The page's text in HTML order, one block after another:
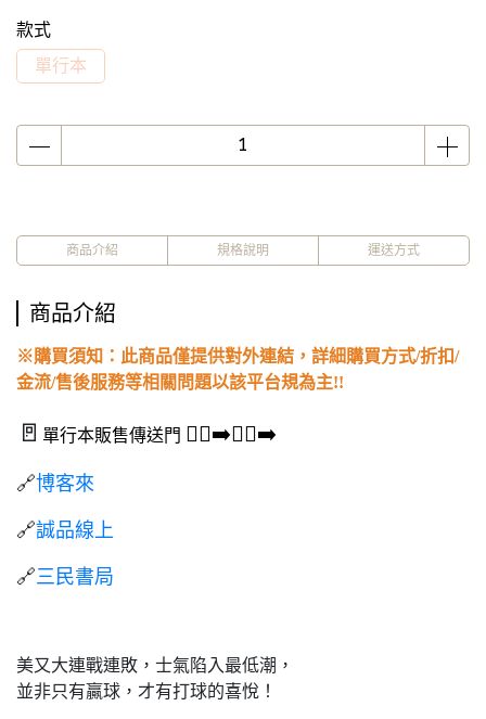
款式
單行本
商品介紹 規格說明 運送方式
商品介紹
※購買須知：此商品僅提供對外連結，詳細購買方式/折扣/
金流/售後服務等相關問題以該平台規為主!!
🚪 單行本販售傳送門 🏃‍♂️‍➡️🏃‍♂️‍➡️
🔗博客來
🔗誠品線上
🔗三民書局
美又大連戰連敗，士氣陷入最低潮，
並非只有贏球，才有打球的喜悅！